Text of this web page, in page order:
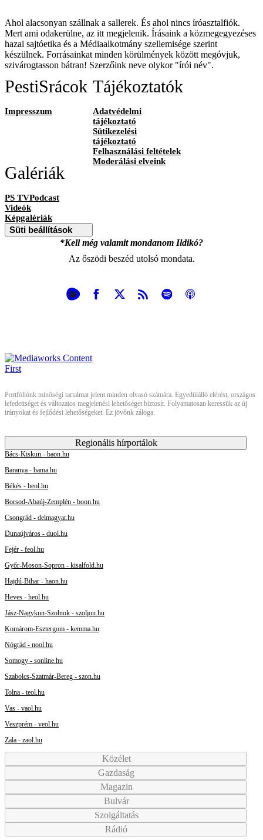
Ahol alacsonyan szállnak a sallerek. És ahol nincs íróasztalfiók.
Mert ami odakerülne, az itt megjelenik. Írásaink a közmegegyezéses
hazai sajtóetika és a Médiaalkotmány szellemisége szerint
készülnek. Forrásainkat minden körülmények között megóvjuk,
szivárogtasson bátran! Szerzőink neve olykor "írói név".
PestiSrácok
Impresszum
Tájékoztatók
Adatvédelmi
tájékoztató
Sütikezelési
tájékoztató
Felhasználási feltételek
Moderálási elveink
Galériák
PS TVPodcast
Videók
Képgalériák
Süti beállítások
*Kell még valamit mondanom Ildikó?
Az őszödi beszéd utolsó mondata.
Portfóliónk minőségi tartalmat jelent minden olvasó számára. Egyedülálló elérést, országos
lefedettséget és változatos megjelenési lehetőséget biztosít. Folyamatosan keressük az új
irányokat és fejlődési lehetőségeket. Ez jövőnk záloga.
Regionális hírportálok
Bács-Kiskun - baon.hu
Baranya - bama.hu
Békés - beol.hu
Borsod-Abaúj-Zemplén - boon.hu
Csongrád - delmagyar.hu
Dunaújváros - duol.hu
Fejér - feol.hu
Győr-Moson-Sopron - kisalfold.hu
Hajdú-Bihar - haon.hu
Heves - heol.hu
Jász-Nagykun-Szolnok - szoljon.hu
Komárom-Esztergom - kemma.hu
Nógrád - nool.hu
Somogy - sonline.hu
Szabolcs-Szatmár-Bereg - szon.hu
Tolna - teol.hu
Vas - vaol.hu
Veszprém - veol.hu
Zala - zaol.hu
Közélet
Gazdaság
Magazin
Bulvár
Szolgáltatás
Rádió